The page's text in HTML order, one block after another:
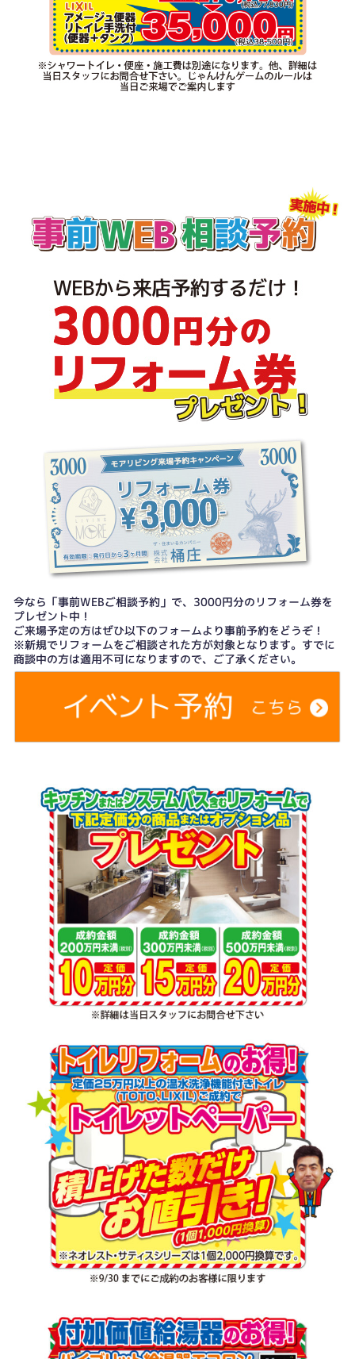
今なら「事前WEBご相談予約」で、3000円分のリフォーム券を
プレゼント中！
ご来場予定の方はぜひ以下のフォームより事前予約をどうぞ！
※新規でリフォームをご相談された方が対象となります。すでに
商談中の方は適用不可になりますので、ご了承ください。